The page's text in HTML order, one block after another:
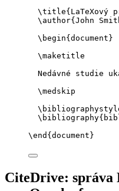
\title
\author{John
\begin{ document }
\maketitle
Nedávné studie
\medskip
\bibliography
\end { document }
CiteDrive: správa